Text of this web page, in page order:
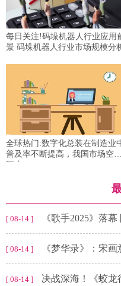
每日关注!码垛机器人行业应用
景 码垛机器人行业市场规模分
全球热门:数字化总装在制造业
普及率不断提高，我国市场空间
巨大
[ 08-14 ] 《歌手2025》落
[ 08-14 ] 《梦华录》：宋画
[ 08-14 ] 决战深海！《蛟龙